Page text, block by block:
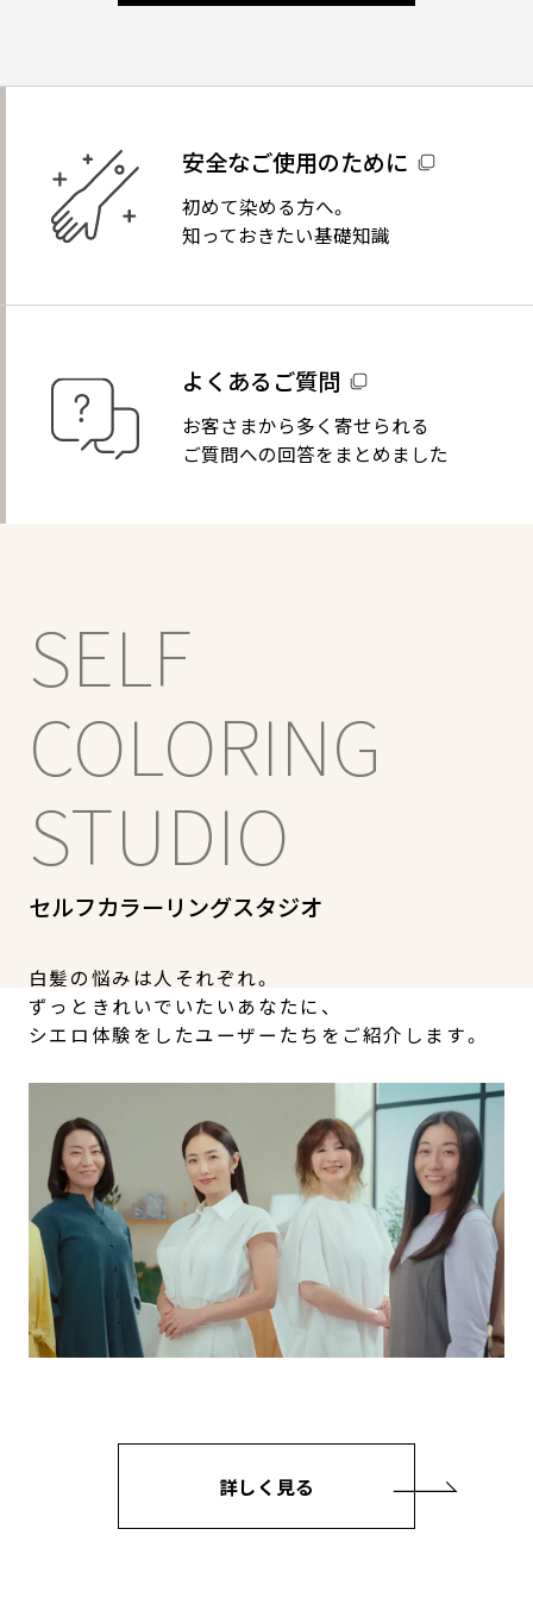
安全なご使用のために
初めて染める方へ。
知っておきたい基礎知識
よくあるご質問
お客さまから多く寄せられる
ご質問への回答をまとめました
SELF
COLORING
STUDIO
セルフカラーリングスタジオ
白髪の悩みは人それぞれ。
ずっときれいでいたいあなたに、
シエロ体験をしたユーザーたちをご紹介します。
詳しく見る